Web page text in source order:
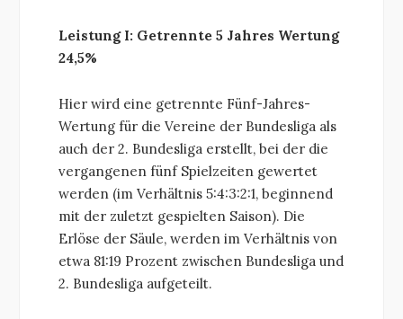
Leistung I: Getrennte 5 Jahres Wertung
24,5%
Hier wird eine getrennte Fünf-Jahres-
Wertung für die Vereine der Bundesliga als
auch der 2. Bundesliga erstellt, bei der die
vergangenen fünf Spielzeiten gewertet
werden (im Verhältnis 5:4:3:2:1, beginnend
mit der zuletzt gespielten Saison). Die
Erlöse der Säule, werden im Verhältnis von
etwa 81:19 Prozent zwischen Bundesliga und
2. Bundesliga aufgeteilt.